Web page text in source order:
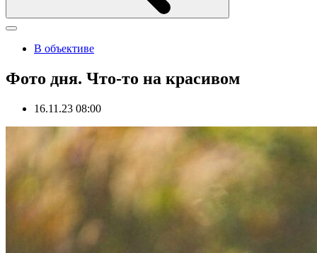
В объективе
Фото дня. Что-то на красивом
16.11.23 08:00